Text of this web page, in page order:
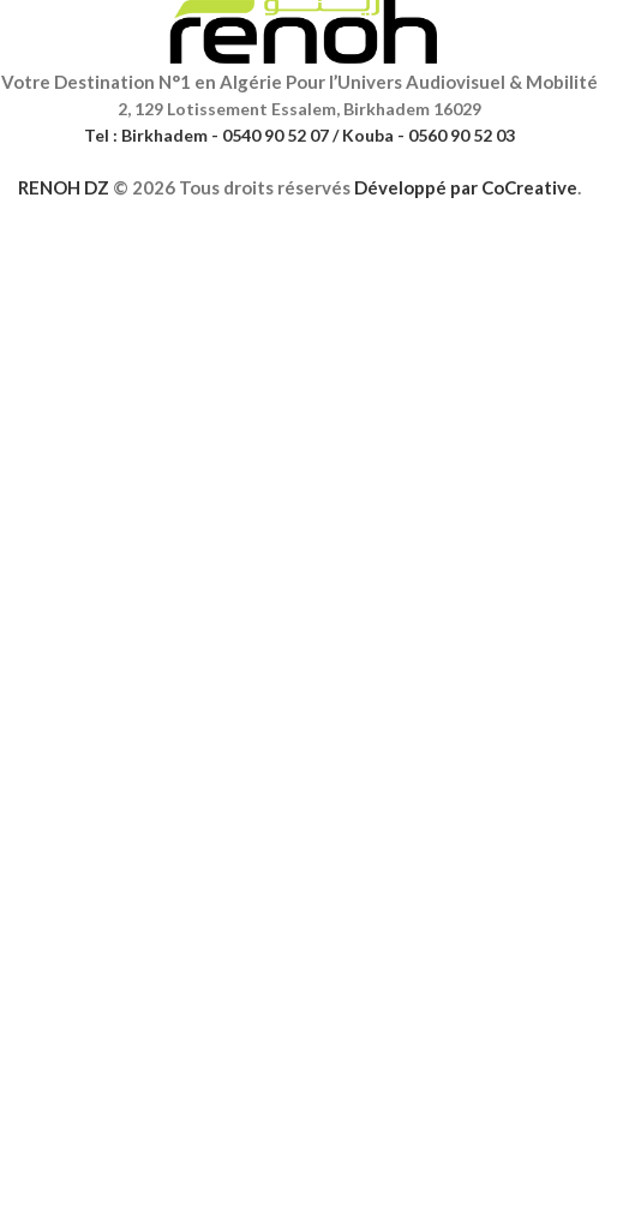
Votre Destination N°1 en Algérie Pour l’Univers Audiovisuel & Mobilité
2, 129 Lotissement Essalem, Birkhadem 16029
Tel : Birkhadem - 0540 90 52 07 / Kouba - 0560 90 52 03
RENOH DZ © 2026 Tous droits réservés Développé par CoCreative.